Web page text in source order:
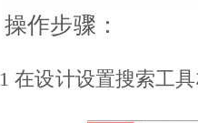
操作步骤：
1在设计设置搜索工